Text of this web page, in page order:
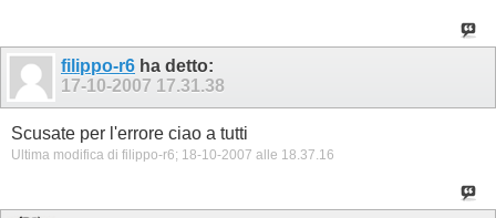
filippo-r6 ha detto:
17-10-2007 17.31.38
Scusate per l'errore ciao a tutti
Ultima modifica di filippo-r6; 18-10-2007 alle 18.37.16